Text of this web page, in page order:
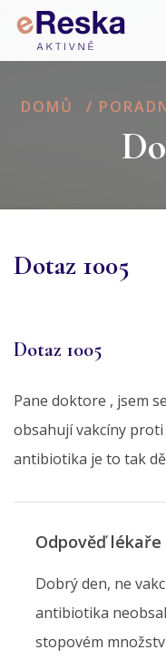
DOMŮ /
Dotaz 1005
Dotaz 1005
Pane doktore , jsem
obsahují vakcíny proti
antibiotika je to tak
Odpověď lékaře
Dobrý den, ne
antibiotika
stopovém